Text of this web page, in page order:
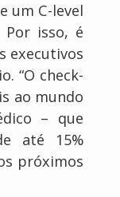
um C-level
Por isso, é
executivos
“O check-
ao mundo
– que
até 15%
próximos